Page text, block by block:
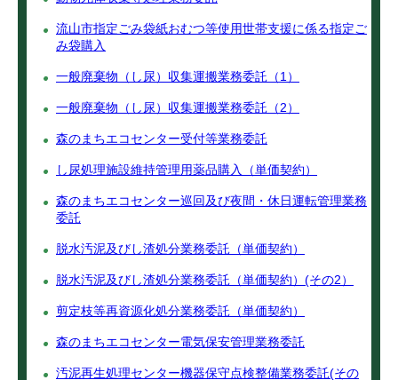
流山市指定ごみ袋紙おむつ等使用世帯支援に係る指定ご
み袋購入
一般廃棄物（し尿）収集運搬業務委託（1）
一般廃棄物（し尿）収集運搬業務委託（2）
森のまちエコセンター受付等業務委託
し尿処理施設維持管理用薬品購入（単価契約）
森のまちエコセンター巡回及び夜間・休日運転管理業務
委託
脱水汚泥及びし渣処分業務委託（単価契約）
脱水汚泥及びし渣処分業務委託（単価契約）(その2）
剪定枝等再資源化処分業務委託（単価契約）
森のまちエコセンター電気保安管理業務委託
汚泥再生処理センター機器保守点検整備業務委託(その